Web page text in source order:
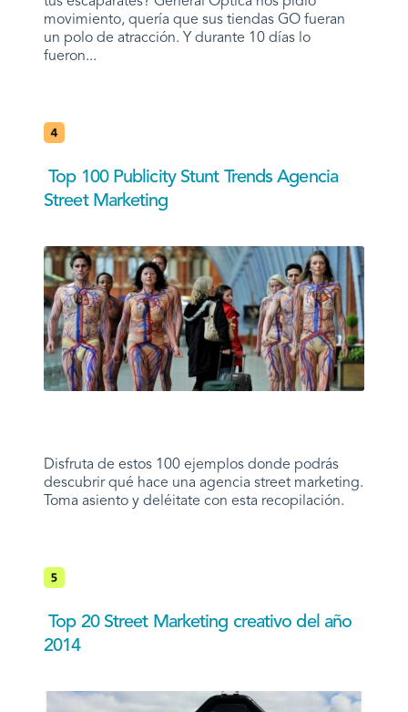
movimiento, quería que sus tiendas GO fueran
un polo de atracción. Y durante 10 días lo
fueron...
Top 100 Publicity Stunt Trends Agencia
Street Marketing
Disfruta de estos 100 ejemplos donde podrás
descubrir qué hace una agencia street marketing.
Toma asiento y deléitate con esta recopilación.
Top 20 Street Marketing creativo del año
2014